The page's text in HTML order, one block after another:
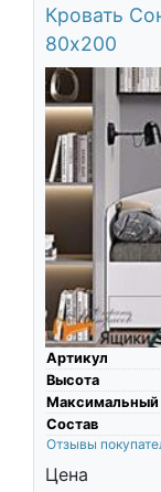
Контакты
Доставка
Кровать
80х200
Артикул
Высота
Максимальный
Состав
Отзывы
Цена